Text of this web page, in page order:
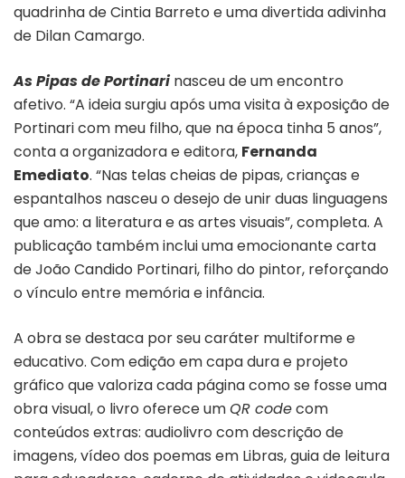
quadrinha de Cintia Barreto e uma divertida adivinha
de Dilan Camargo.
As Pipas de Portinarinasceu de um encontro
afetivo. “A ideia surgiu após uma visita à exposição de
Portinari com meu filho, que na época tinha 5 anos”,
conta a organizadora e editora, Fernanda
Emediato. “Nas telas cheias de pipas, crianças e
espantalhos nasceu o desejo de unir duas linguagens
que amo: a literatura e as artes visuais”, completa. A
publicação também inclui uma emocionante carta
de João Candido Portinari, filho do pintor, reforçando
o vínculo entre memória e infância.
A obra se destaca por seu caráter multiforme e
educativo. Com edição em capa dura e projeto
gráfico que valoriza cada página como se fosse uma
obra visual, o livro oferece umQR codecom
conteúdos extras: audiolivro com descrição de
imagens, vídeo dos poemas em Libras, guia de leitura